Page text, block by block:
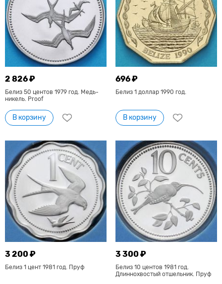
2 826 ₽
Белиз 50 центов 1979 год. Медь-
никель. Proof
В корзину
696 ₽
Белиз 1 доллар 1990 год.
В корзину
3 200 ₽
Белиз 1 цент 1981 год. Пруф
3 300 ₽
Белиз 10 центов 1981 год.
Длиннохвостый отшельник. Пруф